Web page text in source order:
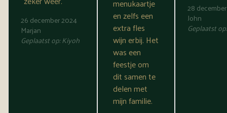
26 december 2024
Marjan
Geplaatst op:Kiyoh
menukaartje
en zelfs een
extra fles
wijn erbij. Het
was een
feestje om
dit samen te
delen met
mijn familie.
28
John
Geplaatst